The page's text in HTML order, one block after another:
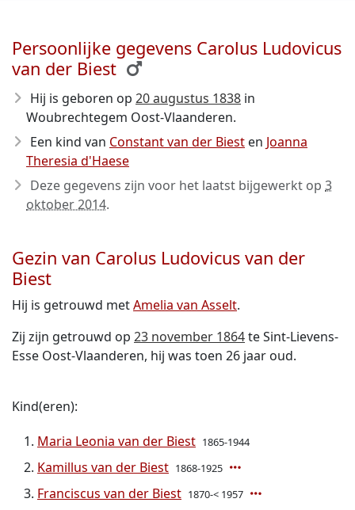
Persoonlijke gegevens Carolus Ludovicus
van der Biest
Hij is geboren op 20 augustus 1838 in
Woubrechtegem Oost-Vlaanderen.
Een kind van Constant van der Biest en Joanna
Theresia d'Haese
Deze gegevens zijn voor het laatst bijgewerkt op 3
oktober 2014.
Gezin van Carolus Ludovicus van der
Biest
Hij is getrouwd metAmelia van Asselt.
Zij zijn getrouwd op 23 november 1864te Sint-Lievens-
Esse Oost-Vlaanderen, hij was toen 26 jaar oud.
Kind(eren):
Maria Leonia van der Biest 1865-1944
Kamillus van der Biest 1868-1925
Franciscus van der Biest 1870-< 1957